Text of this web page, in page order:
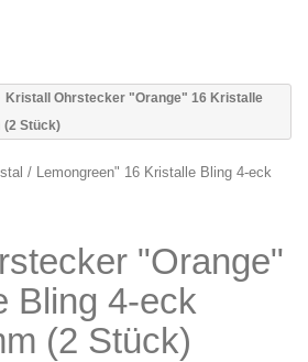
Kristall Ohrstecker "Orange" 16 Kristalle
(2 Stück)
"Orange"
Bling 4-eck
(2 Stück)